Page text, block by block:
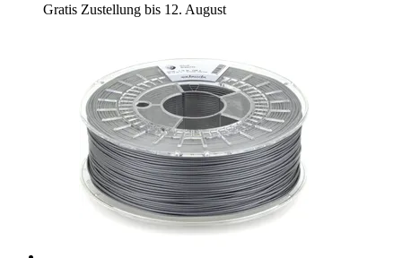
Gratis Zustellung bis 12. August